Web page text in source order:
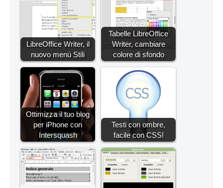
LibreOffice Writer, il
nuovo menù Stili
Tabelle LibreOffice
Writer, cambiare
colore di sfondo
Ottimizza il tuo blog
per iPhone con
Intersquash
Testi con ombre,
facile con CSS!